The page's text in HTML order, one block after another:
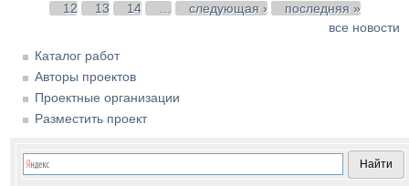
12
13 14 следующая ›
последняя »
все новости
Каталог работ
Авторы проектов
Проектные организации
Разместить проект